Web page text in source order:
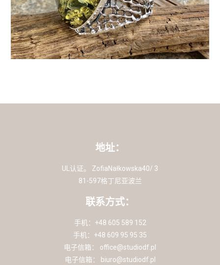
地址：
UL认证。 ZofiaNałkowska40/ 3
81-597格丁尼亚波兰
联系方式：
手机：+48 605 589 152
手机：+48 609 95 95 35
电子信箱： office@studiodf.pl
电子信箱：
biuro@studiodf.pl